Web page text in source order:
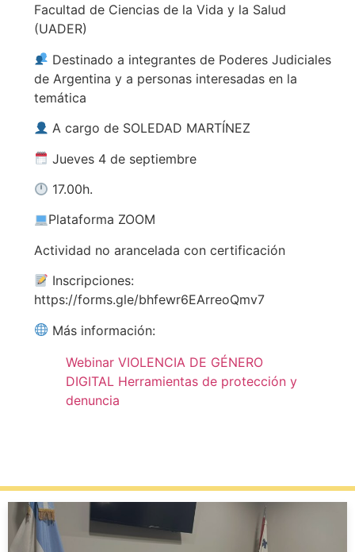
Facultad de Ciencias de la Vida y la Salud
(UADER)
Destinado a integrantes de Poderes Judiciales
de Argentina y a personas interesadas en la
temática
A cargo de SOLEDAD MARTÍNEZ
Jueves 4 de septiembre
17.00h.
Plataforma ZOOM
Actividad no arancelada con certificación
Inscripciones:
https://forms.gle/bhfewr6EArreoQmv7
Más información:
Webinar VIOLENCIA DE GÉNERO
DIGITAL Herramientas de protección y
denuncia